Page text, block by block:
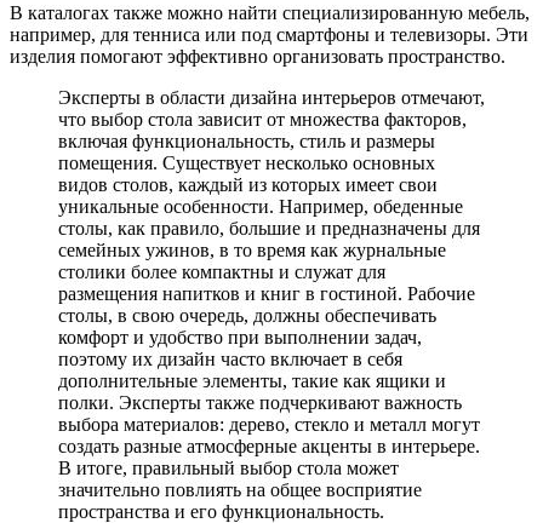
В каталогах также можно найти специализированную мебель,
например, для тенниса или под смартфоны и телевизоры. Эти
изделия помогают эффективно организовать пространство.
Эксперты в области дизайна интерьеров отмечают,
что выбор стола зависит от множества факторов,
включая функциональность, стиль и размеры
помещения. Существует несколько основных
видов столов, каждый из которых имеет свои
уникальные особенности. Например, обеденные
столы, как правило, большие и предназначены для
семейных ужинов, в то время как журнальные
столики более компактны и служат для
размещения напитков и книг в гостиной. Рабочие
столы, в свою очередь, должны обеспечивать
комфорт и удобство при выполнении задач,
поэтому их дизайн часто включает в себя
дополнительные элементы, такие как ящики и
полки. Эксперты также подчеркивают важность
выбора материалов: дерево, стекло и металл могут
создать разные атмосферные акценты в интерьере.
В итоге, правильный выбор стола может
значительно повлиять на общее восприятие
пространства и его функциональность.